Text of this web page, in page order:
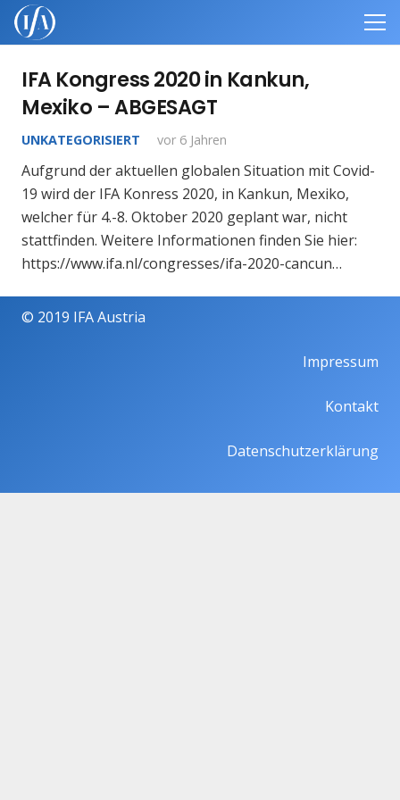
IFA Kongress 2020 in Kankun,
Mexiko – ABGESAGT
UNKATEGORISIERT vor 6 Jahren
Aufgrund der aktuellen globalen Situation mit Covid-
19 wird der IFA Konress 2020, in Kankun, Mexiko,
welcher für 4.-8. Oktober 2020 geplant war, nicht
stattfinden. Weitere Informationen finden Sie hier:
https://www.ifa.nl/congresses/ifa-2020-cancun…
© 2019 IFA Austria
Impressum
Kontakt
Datenschutzerklärung